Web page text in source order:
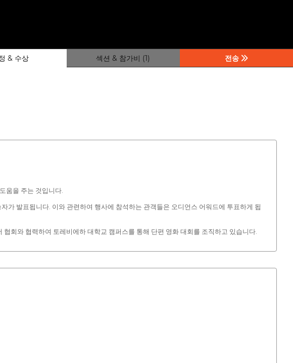
& 수상 섹션 & 참가비 (1) 전송
움을 주는 것입니다.
가 발표됩니다. 이와 관련하여 행사에 참석하는 관객들은 오디언스 어워드에 투표하게 됩
회와 협력하여 토레비에하 대학교 캠퍼스를 통해 단편 영화 대회를 조직하고 있습니다.